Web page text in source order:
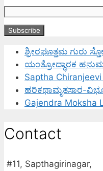
ಶ್ರೀರಘೂತ್ತಮ ಗುರು
ಯಂತ್ರೋದ್ಧಾರಕ
Saptha
ಹರಿಕಥಾಮೃತಸಾರ-
Gajendra Moksha
Contact
#11, Sapthagirinagar,